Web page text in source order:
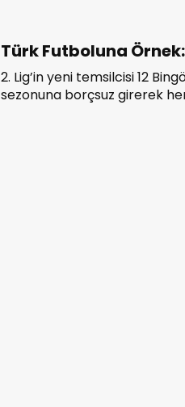
Türk Futboluna
2. Lig’in yeni temsilcisi 12
sezonuna borçsuz girerek